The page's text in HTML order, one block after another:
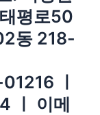
평로50
동 218-
ㅣ
ㅣ 이메